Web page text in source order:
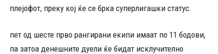
плејофот, преку кој ќе се брка суперлигашки статус.
пет од шесте прво рангирани екипи имаат по 11 бодови,
па затоа денешните дуели ќе бидат исклучително